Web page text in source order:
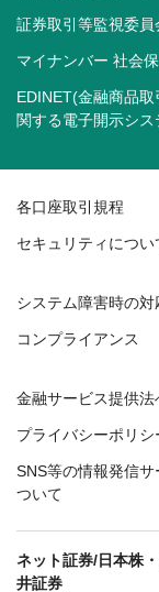
証券取引等監視委員
マイナンバー 社会
EDINET(金融商品
関する電子開示シス
各口座取引規程
セキュリティについ
システム障害時の対
コンプライアンス
金融サービス提供法
プライバシーポリシ
SNS等の情報発信サ
ついて
ネット証券/日本株
井証券